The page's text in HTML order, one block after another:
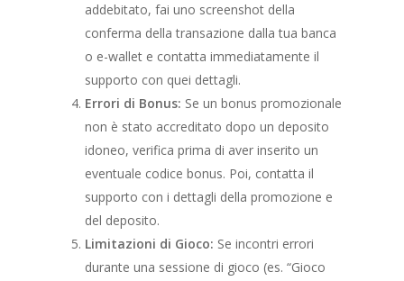
addebitato, fai uno screenshot della
conferma della transazione dalla tua banca
o e-wallet e contatta immediatamente il
supporto con quei dettagli.
Errori di Bonus: Se un bonus promozionale
non è stato accreditato dopo un deposito
idoneo, verifica prima di aver inserito un
eventuale codice bonus. Poi, contatta il
supporto con i dettagli della promozione e
del deposito.
Limitazioni di Gioco: Se incontri errori
durante una sessione di gioco (es. “Gioco